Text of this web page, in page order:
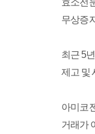
효소전
무상증
최근 5
제고 및
아미코
거래가